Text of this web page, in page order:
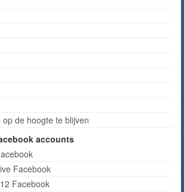
de hoogte te blijven
accounts
Facebook
Facebook